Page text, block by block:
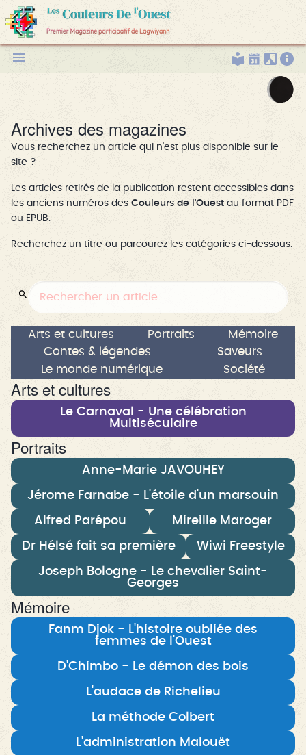
Archives des magazines
Vous recherchez un article qui n'est plus disponible sur le
site ?
Les articles retirés de la publication restent accessibles dans
les anciens numéros des Couleurs de l'Ouest au format PDF
ou EPUB.
Recherchez un titre ou parcourez les catégories ci-dessous.
Arts et cultures Portraits
Mémoire
Contes & légendes
Saveurs
Le monde numérique
Société
Arts et cultures
Le Carnaval - Une célébration
Multiséculaire
Portraits
Anne-Marie JAVOUHEY
Jérome Farnabe - L'étoile d'un marsouin
Alfred Parépou Mireille Maroger
Dr Hélsé fait sa première Wiwi Freestyle
Joseph Bologne - Le chevalier Saint-
Georges
Mémoire
Fanm Djok - L'histoire oubliée des
femmes de l'Ouest
D'Chimbo - Le démon des bois
L'audace de Richelieu
La méthode Colbert
L'administration Malouët